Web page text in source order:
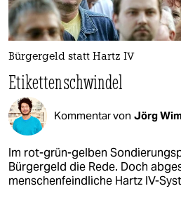
Bürgergeld statt Hartz IV
Etikettenschwindel
Kommentar von Jörg
Im rot-grün-gelben
Bürgergeld die Rede. Doch
menschenfeindliche Hartz IV-